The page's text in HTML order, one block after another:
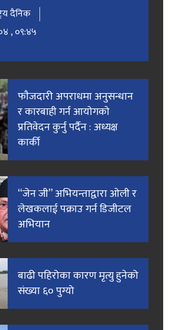
दैनिक
, ०९:४५
फाैजदारी अपराधमा अनुसन्धान
र कारबाही गर्न आयाेगकाे
प्रतिवेदन कुर्नु पर्दैन : अध्यक्ष
कार्की
“जेन जी” अभियन्ताद्वारा ओली र
लेखकलाई पक्राउ गर्न डिजीटल
अभियान
बाढी पहिरोका कारण मृत्यु हुनेको
संख्या ६० पुग्यो